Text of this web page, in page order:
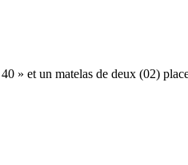
» et un matelas de deux (02)